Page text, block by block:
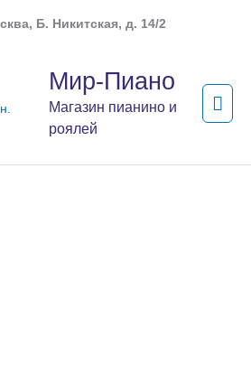
Б. Никитская, д. 14/2
Мир-Пиано
Магазин пианино и
роялей